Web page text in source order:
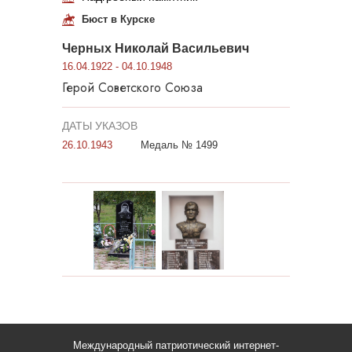
Бюст в Курске
Черных Николай Васильевич
16.04.1922 - 04.10.1948
Герой Советского Союза
ДАТЫ УКАЗОВ
26.10.1943 Медаль № 1499
Международный патриотический интернет-